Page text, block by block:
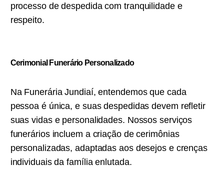
processo de despedida com tranquilidade e
respeito.
Cerimonial Funerário Personalizado
Na Funerária Jundiaí, entendemos que cada
pessoa é única, e suas despedidas devem refletir
suas vidas e personalidades. Nossos serviços
funerários incluem a criação de cerimônias
personalizadas, adaptadas aos desejos e crenças
individuais da família enlutada.